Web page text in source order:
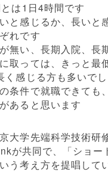
は1日4時間です
と感じるか、長いと
れです
無い、長期入院、長
取っては、きっと最
く感じる方も多いでし
条件で就職できても
あると思います
大学先端科学技術研
が共同で、「ショー
う考え方を提唱して